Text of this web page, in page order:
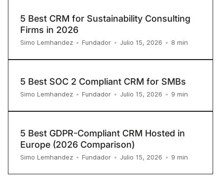
5 Best CRM for Sustainability Consulting
Firms in 2026
Simo Lemhandez • Fundador • Julio 15, 2026 • 8 min
5 Best SOC 2 Compliant CRM for SMBs
Simo Lemhandez • Fundador • Julio 15, 2026 • 9 min
5 Best GDPR-Compliant CRM Hosted in
Europe (2026 Comparison)
Simo Lemhandez • Fundador • Julio 15, 2026 • 9 min